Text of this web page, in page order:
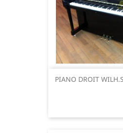
PIANO DROIT